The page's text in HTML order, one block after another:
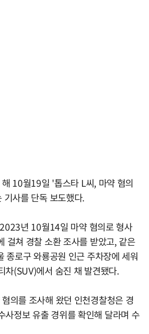
10월19일 '톱스타 L씨, 마약 혐의
사를 단독 보도했다.
년 10월14일 마약 혐의로 형사
걸쳐 경찰 소환 조사를 받았고, 같은
종로구 와룡공원 인근 주차장에 세워
차(SUV)에서 숨진 채 발견됐다.
의를 조사해 왔던 인천경찰청은 경
사정보 유출 경위를 확인해 달라며 수